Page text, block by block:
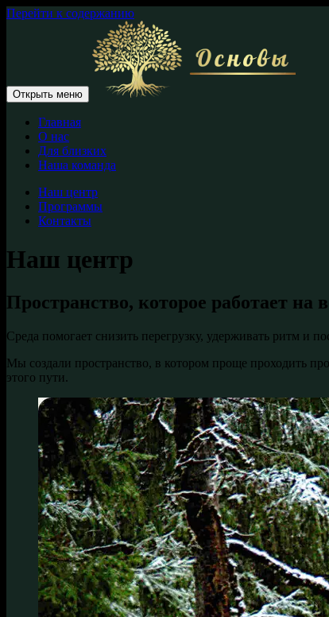
Перейти к содержанию
Открыть меню
Главная
О нас
Для близких
Наша команда
Наш центр
Программы
Контакты
Наш центр
Пространство, которое работает на
Среда помогает снизить перегрузку, удерживать ритм и
Мы создали пространство, в котором проще проходить
этого пути.